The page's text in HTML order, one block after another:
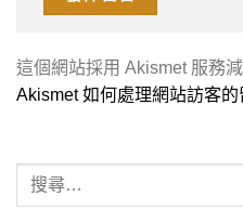
這個網站採用 Akismet 服務
Akismet 如何處理網站訪客